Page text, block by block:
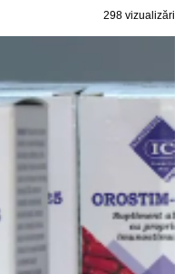
298 vizualizări